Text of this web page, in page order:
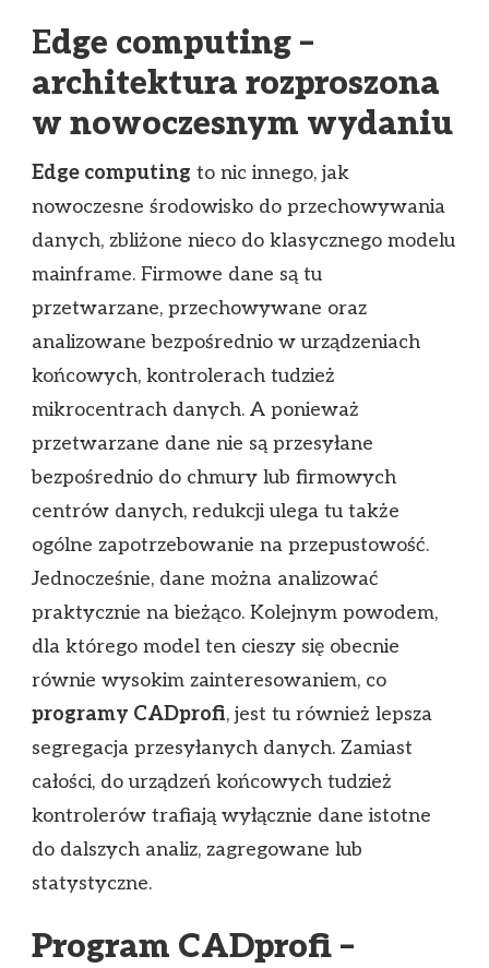
Edge computing –
architektura rozproszona
w nowoczesnym wydaniu
Edge computing to nic innego, jak
nowoczesne środowisko do przechowywania
danych, zbliżone nieco do klasycznego modelu
mainframe. Firmowe dane są tu
przetwarzane, przechowywane oraz
analizowane bezpośrednio w urządzeniach
końcowych, kontrolerach tudzież
mikrocentrach danych. A ponieważ
przetwarzane dane nie są przesyłane
bezpośrednio do chmury lub firmowych
centrów danych, redukcji ulega tu także
ogólne zapotrzebowanie na przepustowość.
Jednocześnie, dane można analizować
praktycznie na bieżąco. Kolejnym powodem,
dla którego model ten cieszy się obecnie
równie wysokim zainteresowaniem, co
programy CADprofi, jest tu również lepsza
segregacja przesyłanych danych. Zamiast
całości, do urządzeń końcowych tudzież
kontrolerów trafiają wyłącznie dane istotne
do dalszych analiz, zagregowane lub
statystyczne.
Program CADprofi –